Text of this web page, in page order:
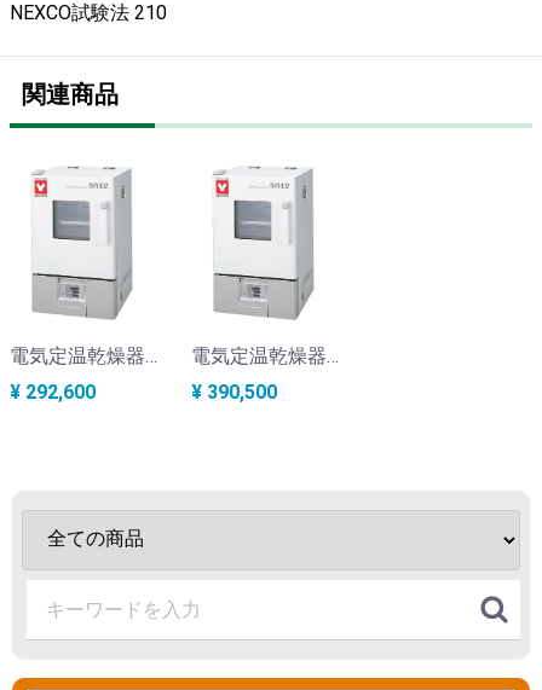
NEXCO試験法 210
関連商品
電気定温乾燥器（二重安全方式） 30×30×30cm 0.8kw KA-15A
¥ 292,600
電気定温乾燥器（二重安全方式） 60×50×50cm 1.34kw KA-15C
¥ 390,500